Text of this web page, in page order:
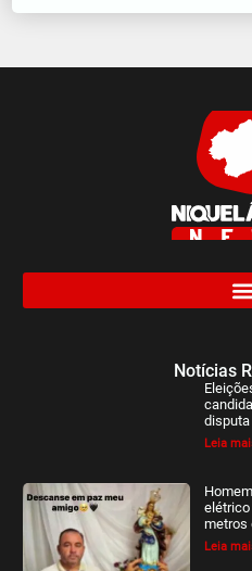
Notícias
disputa
Leia
elétrico
metros
Leia